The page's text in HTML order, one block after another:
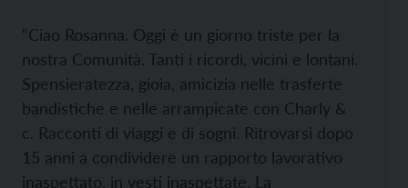
“Ciao Rosanna. Oggi è un giorno triste per la
nostra Comunità. Tanti i ricordi, vicini e lontani.
Spensieratezza, gioia, amicizia nelle trasferte
bandistiche e nelle arrampicate con Charly &
c. Racconti di viaggi e di sogni. Ritrovarsi dopo
15 anni a condividere un rapporto lavorativo
inaspettato, in vesti inaspettate. La